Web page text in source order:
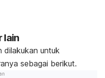
lain
dilakukan untuk
sebagai berikut.